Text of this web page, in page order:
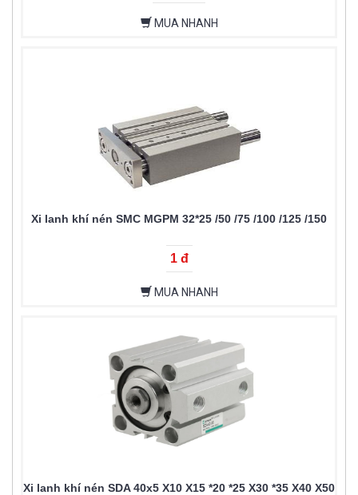
MUA NHANH
Xi lanh khí nén SMC MGPM 32*25 /50 /75 /100 /125 /150
1 đ
MUA NHANH
Xi lanh khí nén SDA 40x5 X10 X15 *20 *25 X30 *35 X40 X50